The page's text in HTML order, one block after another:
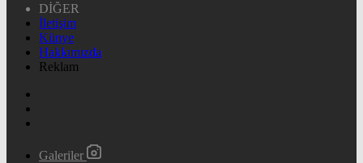
DİĞER
İletişim
Künye
Hakkımızda
Reklam
Galeriler